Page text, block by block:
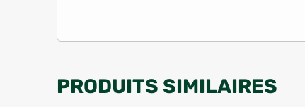
PRODUITS SIMILAIRES